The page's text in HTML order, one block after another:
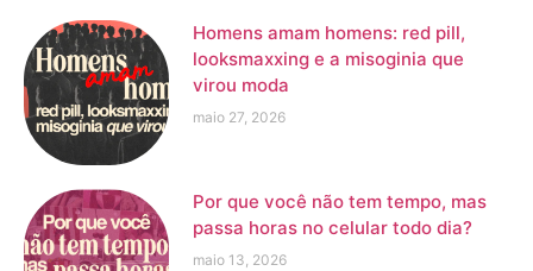
Homens amam homens: red pill,
looksmaxxing e a misoginia que
virou moda
maio 27, 2026
Por que você não tem tempo, mas
passa horas no celular todo dia?
maio 13, 2026